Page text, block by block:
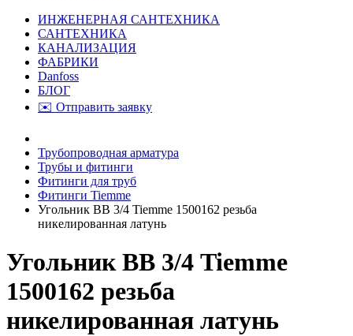
ИНЖЕНЕРНАЯ САНТЕХНИКА
САНТЕХНИКА
КАНАЛИЗАЦИЯ
ФАБРИКИ
Danfoss
БЛОГ
✉️ Отправить заявку
Трубопроводная арматура
Трубы и фитинги
Фитинги для труб
Фитинги Tiemme
Угольник ВВ 3/4 Tiemme 1500162 резьба
никелированная латунь
Угольник ВВ 3/4 Tiemme
1500162 резьба
никелированная латунь